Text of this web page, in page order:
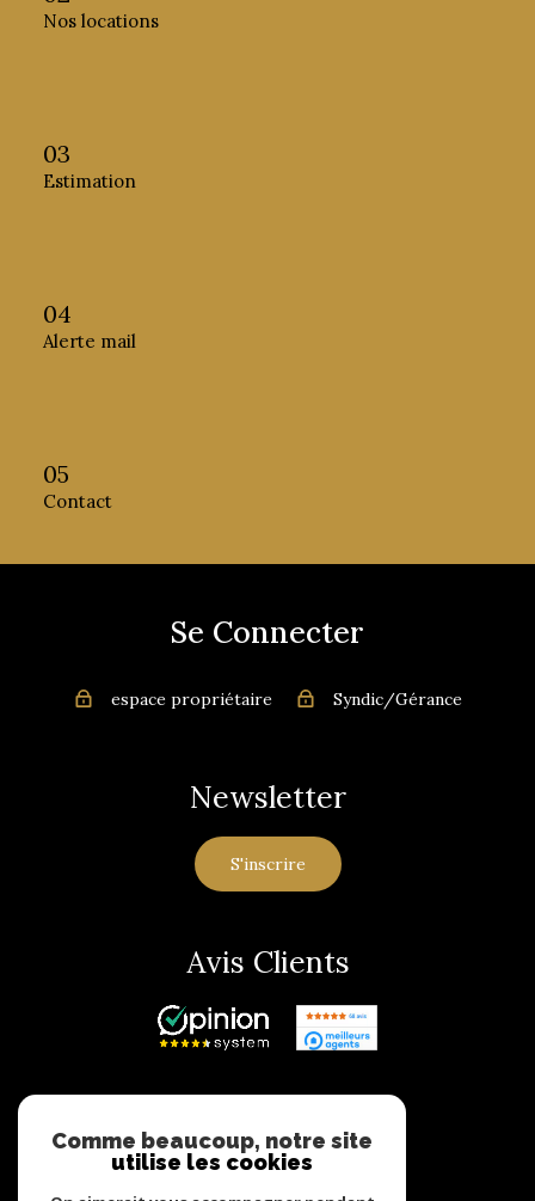
Nos locations
03
Estimation
04
Alerte mail
05
Contact
Se Connecter
espace propriétaire Syndic/Gérance
Newsletter
S'inscrire
Avis Clients
Adhérents
Comme beaucoup, notre site
utilise les cookies